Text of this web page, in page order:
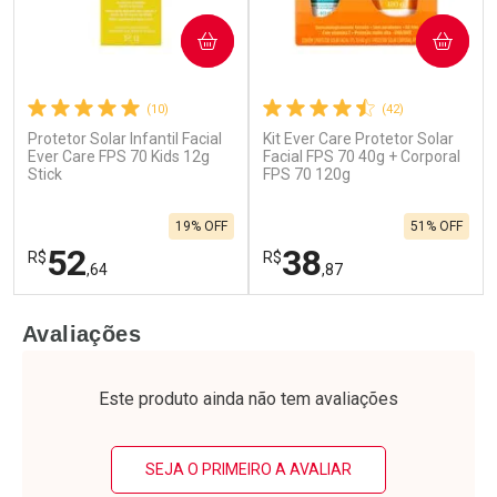
(10)
Protetor Solar Infantil Facial
Ever Care FPS 70 Kids 12g
Stick
R$52,64
19% OFF
COMPRAR
Laboratório
Por Menos
(42)
Kit Ever Care Protetor Solar
Facial FPS 70 40g + Corporal
FPS 70 120g
R$38,87
51% OFF
COMPRAR
Laboratório
Por Menos
Avaliações
Este produto ainda não tem avaliações
SEJA O PRIMEIRO A AVALIAR